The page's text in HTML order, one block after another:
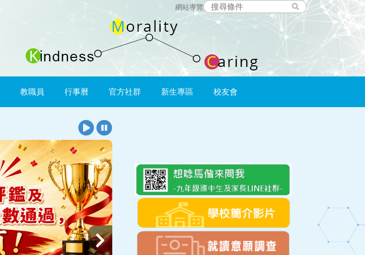
網站導覽
教職員 行事曆 官方社群 新生專區 校友會
播
放
暫
停